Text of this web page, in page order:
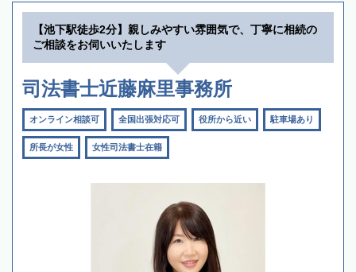
【池下駅徒歩2分】親しみやすい雰囲気で、丁寧に相続の
ご相談をお伺いいたします
司法書士近藤麻里事務所
オンライン相談可 全国出張対応可 役所から近い 駐車場あり
所長が女性 女性司法書士在籍